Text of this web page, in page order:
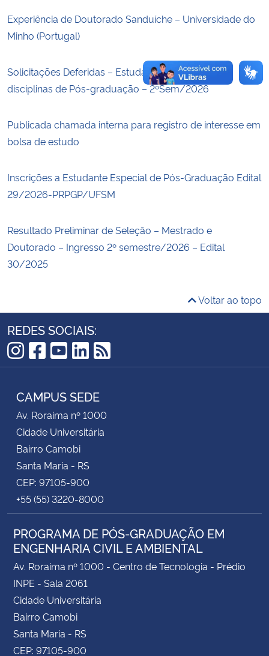
Planalto
Experiência de Doutorado Sanduíche – Universidade do
Minho (Portugal)
Solicitações Deferidas – Estudante Especial I em
disciplinas de Pós-graduação – 2ºSem/2026
Publicada chamada interna para registro de interesse em
bolsa de estudo
Inscrições a Estudante Especial de Pós-Graduação Edital
29/2026-PRPGP/UFSM
Resultado Preliminar de Seleção – Mestrado e
Doutorado – Ingresso 2º semestre/2026 – Edital
30/2025
Voltar ao topo
REDES SOCIAIS:
Instagram
Facebook
YouTube
LinkedIn
RSS
CAMPUS SEDE
Av. Roraima nº 1000
Cidade Universitária
Bairro Camobi
Santa Maria - RS
CEP: 97105-900
+55 (55) 3220-8000
PROGRAMA DE PÓS-GRADUAÇÃO EM
ENGENHARIA CIVIL E AMBIENTAL
Av. Roraima nº 1000 - Centro de Tecnologia - Prédio
INPE - Sala 2061
Cidade Universitária
Bairro Camobi
Santa Maria - RS
CEP: 97105-900